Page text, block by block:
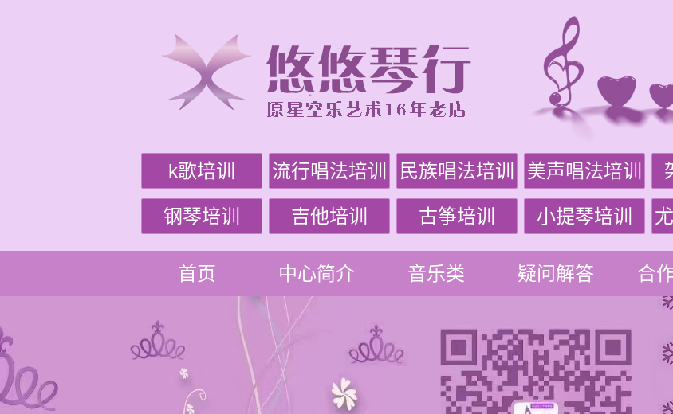
k歌培训 流行唱法培训 民族唱法培训 美声唱法培训
钢琴培训 吉他培训 古筝培训 小提琴培训
首页 中心简介 音乐类 疑问解答 合